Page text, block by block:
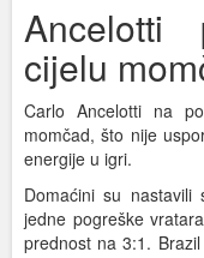
Ancelotti
cijelu
Carlo Ancelotti na
momčad, što nije
energije u igri.
Domaćini su
jedne pogreške
prednost na 3:1.